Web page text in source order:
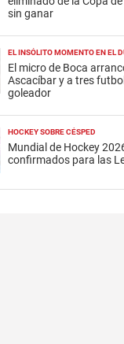
sin ganar
EL INSÓLITO MOMENTO EN EL
El micro de Boca
Ascacíbar y a tres
goleador
HOCKEY SOBRE CÉSPED
Mundial de Hockey
confirmados para las